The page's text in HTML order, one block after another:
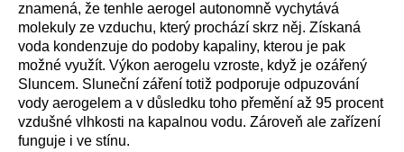
znamená, že tenhle aerogel autonomně vychytává
molekuly ze vzduchu, který prochází skrz něj. Získaná
voda kondenzuje do podoby kapaliny, kterou je pak
možné využít. Výkon aerogelu vzroste, když je ozářený
Sluncem. Sluneční záření totiž podporuje odpuzování
vody aerogelem a v důsledku toho přemění až 95 procent
vzdušné vlhkosti na kapalnou vodu. Zároveň ale zařízení
funguje i ve stínu.